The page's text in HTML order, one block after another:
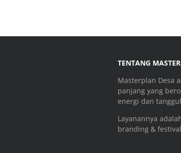
TENTANG
Masterplan Desa
panjang yang
energi dan
Layanannya
branding &